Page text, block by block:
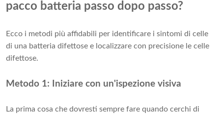
pacco batteria passo dopo passo?
Ecco i metodi più affidabili per identificare i sintomi di celle
di una batteria difettose e localizzare con precisione le celle
difettose.
Metodo 1: Iniziare con un'ispezione visiva
La prima cosa che dovresti sempre fare quando cerchi di